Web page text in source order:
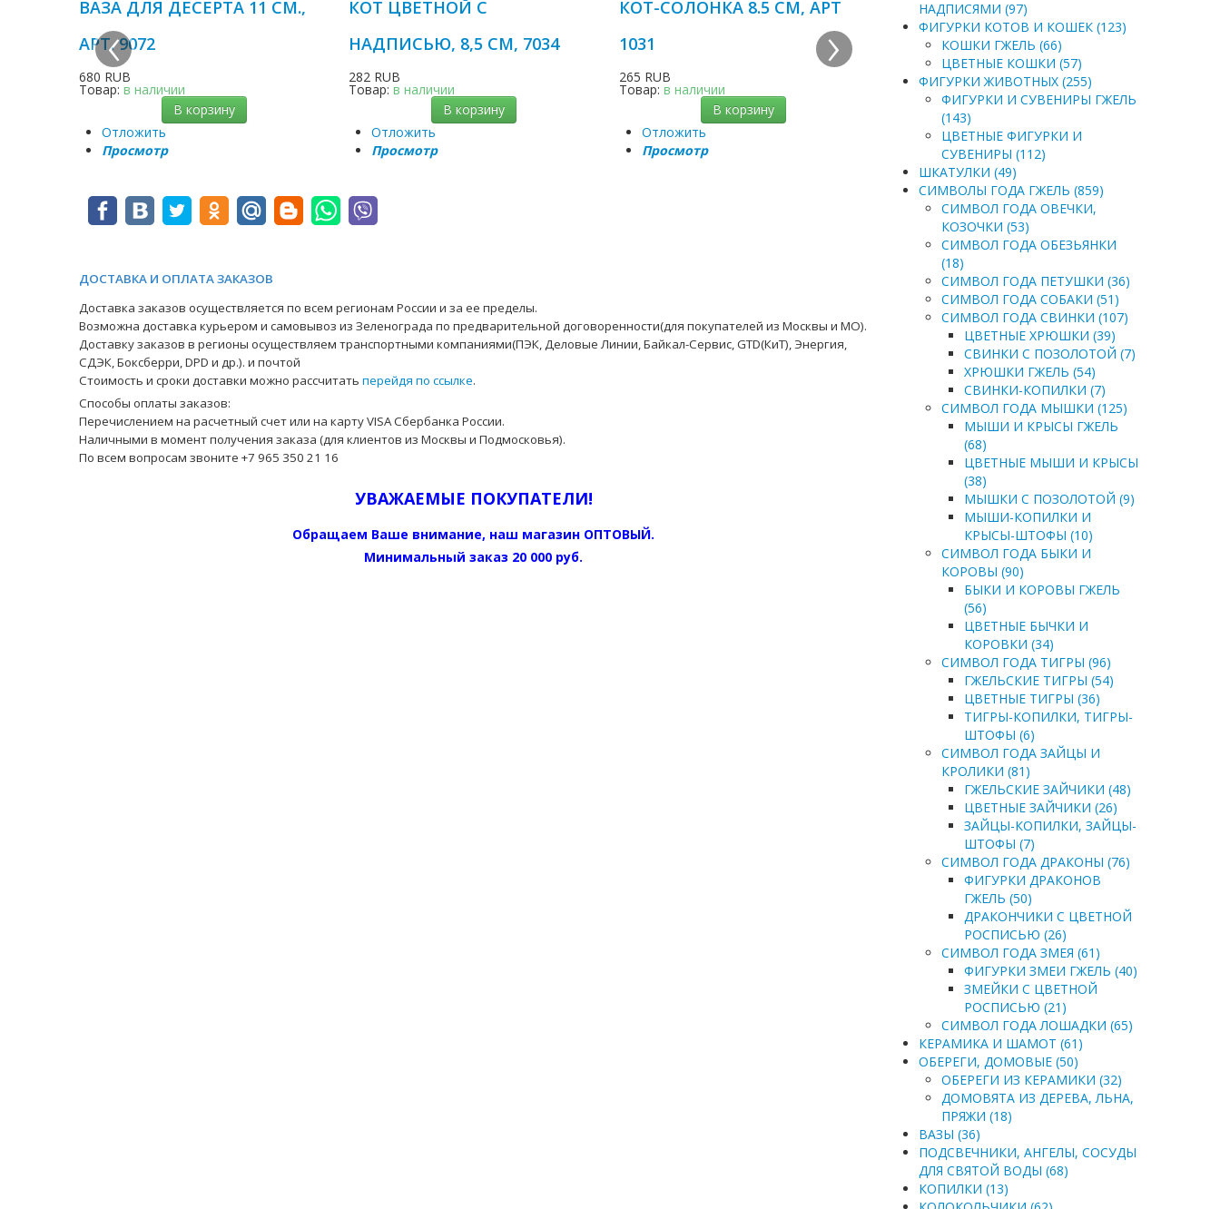
ВАЗА ДЛЯ ДЕСЕРТА 11 СМ.,
АРТ. 9072
680 RUB
Товар: в наличии
В корзину
Отложить
Просмотр
КОТ ЦВЕТНОЙ С
НАДПИСЬЮ, 8,5 СМ, 7034
282 RUB
Товар:в наличии
В корзину
Отложить
Просмотр
КОТ-СОЛОНКА 8.5 СМ, АРТ
1031
265 RUB
Товар: в наличии
В корзину
Отложить
Просмотр
‹ ›
ДОСТАВКА И ОПЛАТА ЗАКАЗОВ
Доставка заказов осуществляется по всем регионам России и за ее пределы.
Возможна доставка курьером и самовывоз из Зеленограда по предварительной договоренности(для покупателей из Москвы и МО).
Доставку заказов в регионы осуществляем транспортными компаниями(ПЭК, Деловые Линии, Байкал-Сервис, GTD(КиТ), Энергия,
СДЭК, Боксберри, DPD и др.). и почтой
Стоимость и сроки доставки можно рассчитать перейдя по ссылке.
Способы оплаты заказов:
Перечислением на расчетный счет или на карту VISA Сбербанка России.
Наличными в момент получения заказа (для клиентов из Москвы и Подмосковья).
По всем вопросам звоните +7 965 350 21 16
УВАЖАЕМЫЕ ПОКУПАТЕЛИ!
Обращаем Ваше внимание, наш магазин ОПТОВЫЙ.
Минимальный заказ 20 000 руб.
НАДПИСЯМИ (97)
ФИГУРКИ КОТОВ И КОШЕК (123)
КОШКИ ГЖЕЛЬ (66)
ЦВЕТНЫЕ КОШКИ (57)
ФИГУРКИ ЖИВОТНЫХ (255)
ФИГУРКИ И СУВЕНИРЫ ГЖЕЛЬ
(143)
ЦВЕТНЫЕ ФИГУРКИ И
СУВЕНИРЫ (112)
ШКАТУЛКИ (49)
СИМВОЛЫ ГОДА ГЖЕЛЬ (859)
СИМВОЛ ГОДА ОВЕЧКИ,
КОЗОЧКИ (53)
СИМВОЛ ГОДА ОБЕЗЬЯНКИ
(18)
СИМВОЛ ГОДА ПЕТУШКИ (36)
СИМВОЛ ГОДА СОБАКИ (51)
СИМВОЛ ГОДА СВИНКИ (107)
ЦВЕТНЫЕ ХРЮШКИ (39)
СВИНКИ С ПОЗОЛОТОЙ (7)
ХРЮШКИ ГЖЕЛЬ (54)
СВИНКИ-КОПИЛКИ (7)
СИМВОЛ ГОДА МЫШКИ (125)
МЫШИ И КРЫСЫ ГЖЕЛЬ
(68)
ЦВЕТНЫЕ МЫШИ И КРЫСЫ
(38)
МЫШКИ С ПОЗОЛОТОЙ (9)
МЫШИ-КОПИЛКИ И
КРЫСЫ-ШТОФЫ (10)
СИМВОЛ ГОДА БЫКИ И
КОРОВЫ (90)
БЫКИ И КОРОВЫ ГЖЕЛЬ
(56)
ЦВЕТНЫЕ БЫЧКИ И
КОРОВКИ (34)
СИМВОЛ ГОДА ТИГРЫ (96)
ГЖЕЛЬСКИЕ ТИГРЫ (54)
ЦВЕТНЫЕ ТИГРЫ (36)
ТИГРЫ-КОПИЛКИ, ТИГРЫ-
ШТОФЫ (6)
СИМВОЛ ГОДА ЗАЙЦЫ И
КРОЛИКИ (81)
ГЖЕЛЬСКИЕ ЗАЙЧИКИ (48)
ЦВЕТНЫЕ ЗАЙЧИКИ (26)
ЗАЙЦЫ-КОПИЛКИ, ЗАЙЦЫ-
ШТОФЫ (7)
СИМВОЛ ГОДА ДРАКОНЫ (76)
ФИГУРКИ ДРАКОНОВ
ГЖЕЛЬ (50)
ДРАКОНЧИКИ С ЦВЕТНОЙ
РОСПИСЬЮ (26)
СИМВОЛ ГОДА ЗМЕЯ (61)
ФИГУРКИ ЗМЕИ ГЖЕЛЬ (40)
ЗМЕЙКИ С ЦВЕТНОЙ
РОСПИСЬЮ (21)
СИМВОЛ ГОДА ЛОШАДКИ (65)
КЕРАМИКА И ШАМОТ (61)
ОБЕРЕГИ, ДОМОВЫЕ (50)
ОБЕРЕГИ ИЗ КЕРАМИКИ (32)
ДОМОВЯТА ИЗ ДЕРЕВА, ЛЬНА,
ПРЯЖИ (18)
ВАЗЫ (36)
ПОДСВЕЧНИКИ, АНГЕЛЫ, СОСУДЫ
ДЛЯ СВЯТОЙ ВОДЫ (68)
КОПИЛКИ (13)